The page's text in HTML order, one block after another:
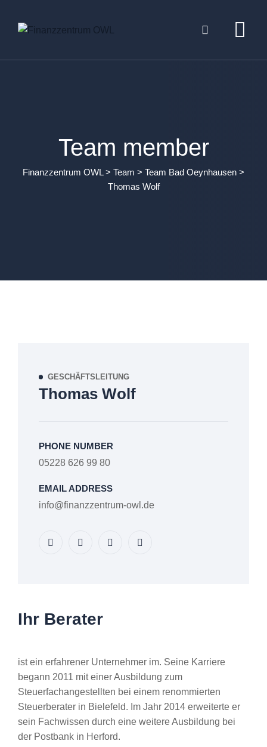
Team member
Finanzzentrum OWL> Team > Team Bad Oeynhausen >
Thomas Wolf
GESCHÄFTSLEITUNG
Thomas Wolf
PHONE NUMBER
05228 626 99 80
EMAIL ADDRESS
info@finanzzentrum-owl.de
Ihr Berater
ist ein erfahrener Unternehmer im. Seine Karriere
begann 2011 mit einer Ausbildung zum
Steuerfachangestellten bei einem renommierten
Steuerberater in Bielefeld. Im Jahr 2014 erweiterte er
sein Fachwissen durch eine weitere Ausbildung bei
der Postbank in Herford.